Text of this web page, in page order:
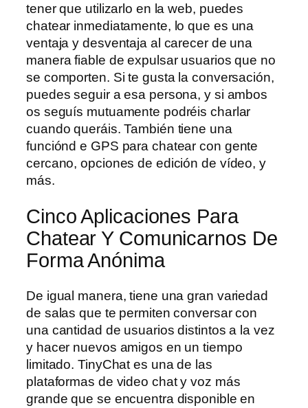
tener que utilizarlo en la web, puedes
chatear inmediatamente, lo que es una
ventaja y desventaja al carecer de una
manera fiable de expulsar usuarios que no
se comporten. Si te gusta la conversación,
puedes seguir a esa persona, y si ambos
os seguís mutuamente podréis charlar
cuando queráis. También tiene una
funciónd e GPS para chatear con gente
cercano, opciones de edición de vídeo, y
más.
Cinco Aplicaciones Para
Chatear Y Comunicarnos De
Forma Anónima
De igual manera, tiene una gran variedad
de salas que te permiten conversar con
una cantidad de usuarios distintos a la vez
y hacer nuevos amigos en un tiempo
limitado. TinyChat es una de las
plataformas de video chat y voz más
grande que se encuentra disponible en